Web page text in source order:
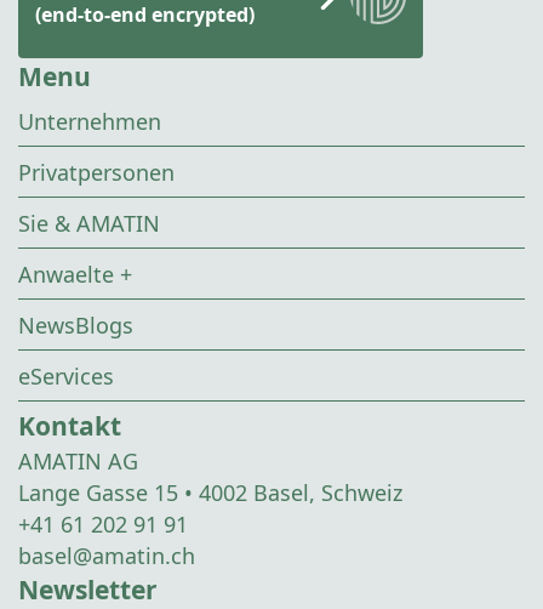
(end-to-end encrypted)
Menu
Unternehmen
Privatpersonen
Sie & AMATIN
Anwaelte +
NewsBlogs
eServices
Kontakt
AMATIN AG
Lange Gasse 15 • 4002 Basel, Schweiz
+41 61 202 91 91
basel@amatin.ch
Newsletter